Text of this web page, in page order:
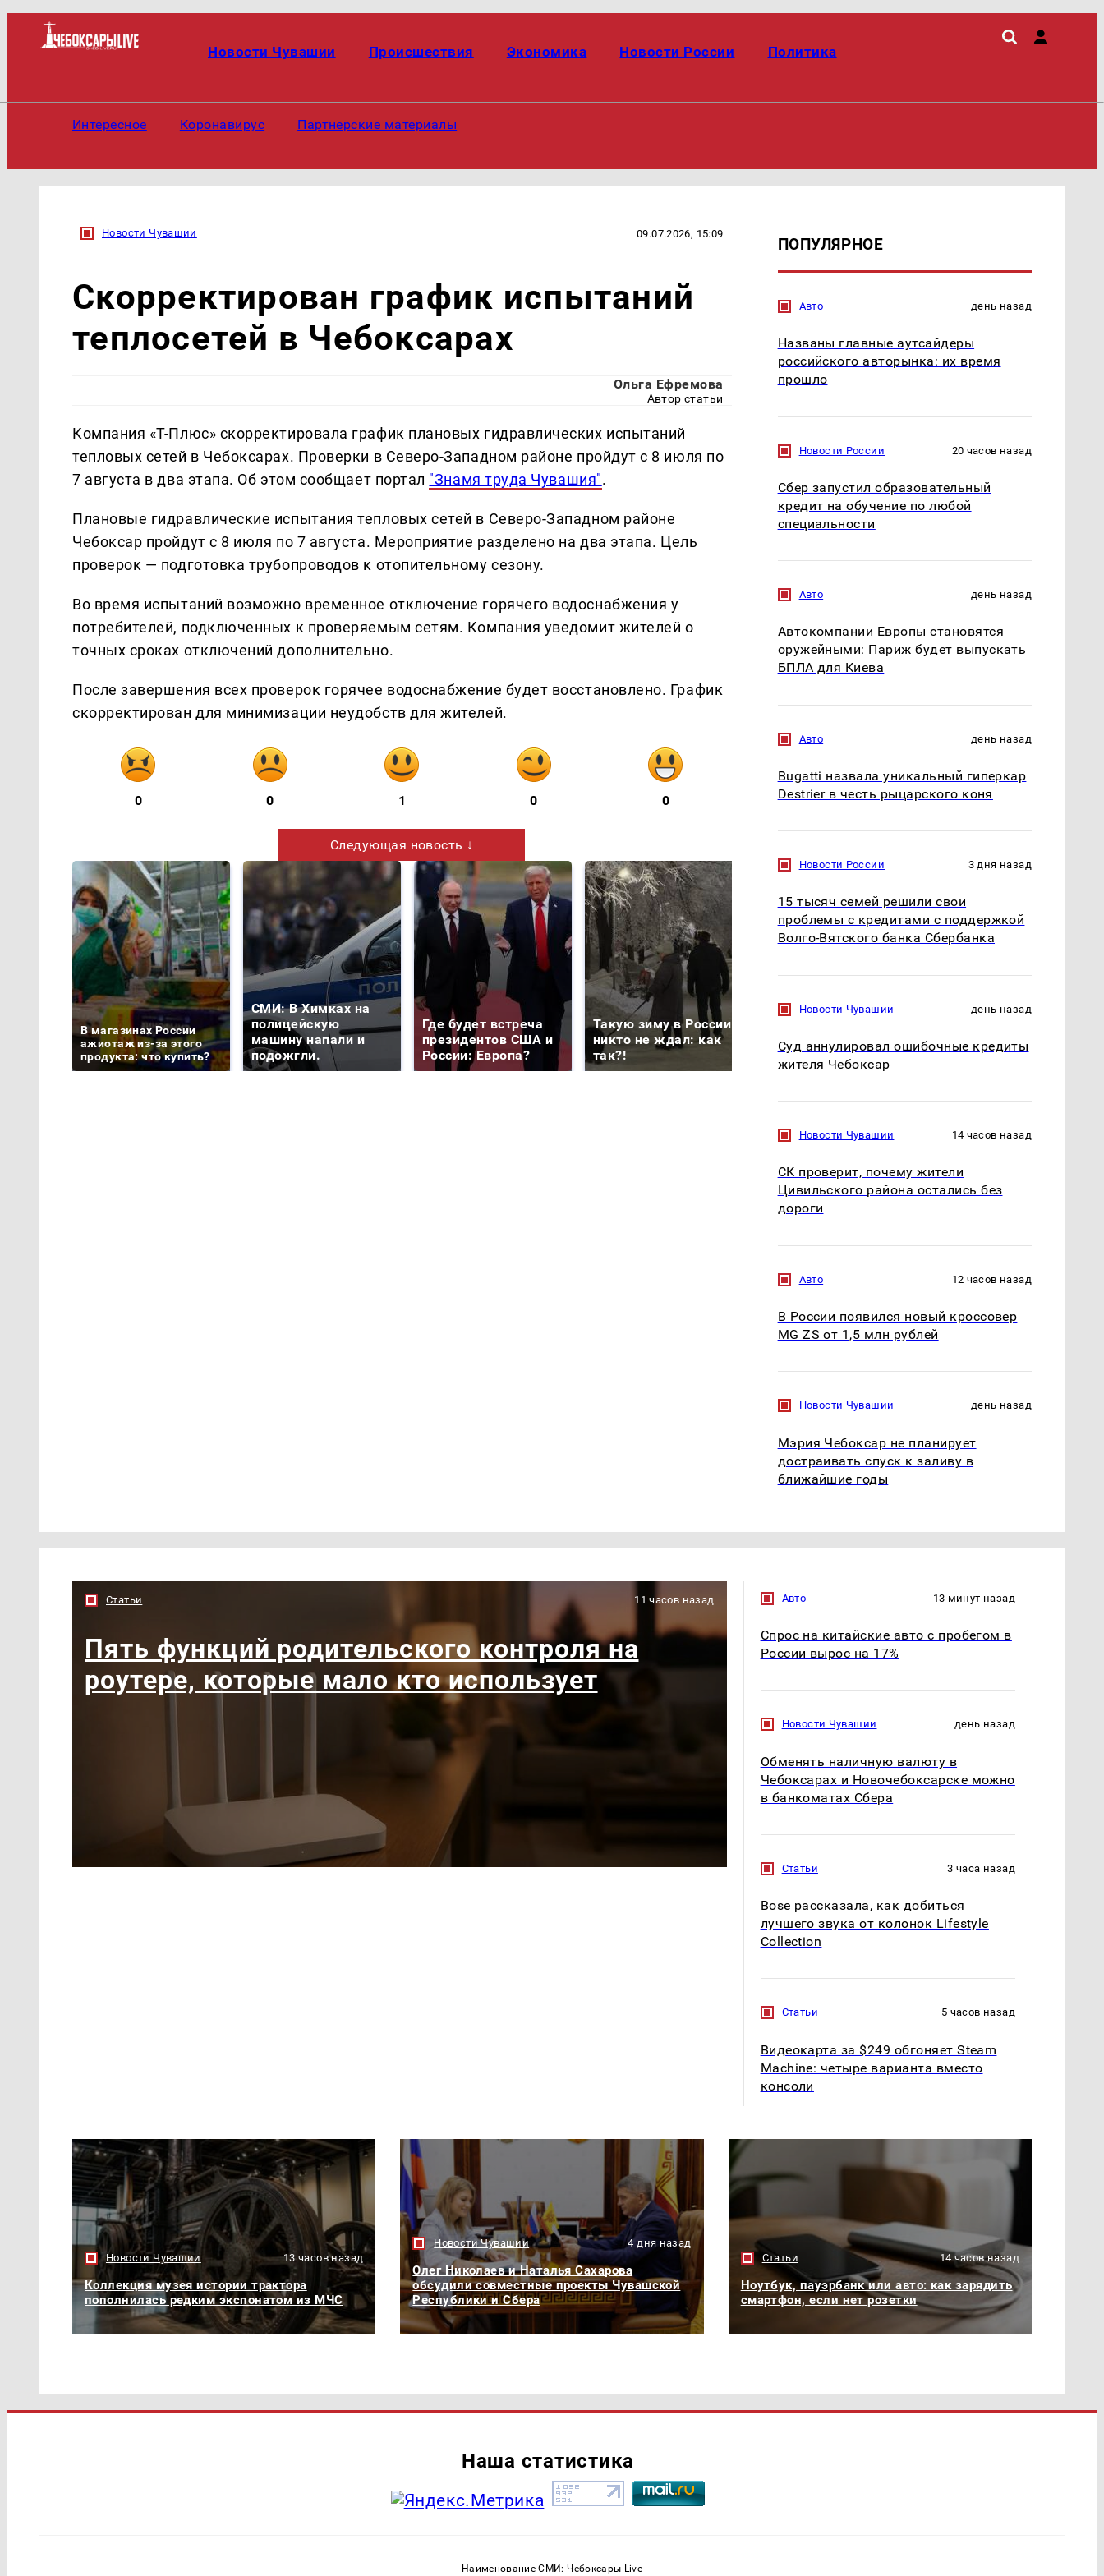
Новости Чувашии Происшествия Экономика Новости России Политика
Интересное Коронавирус Партнерские материалы
Новости Чувашии 09.07.2026, 15:09
Скорректирован график испытаний
теплосетей в Чебоксарах
Ольга Ефремова
Автор статьи
Компания «Т-Плюс» скорректировала график плановых гидравлических испытаний
тепловых сетей в Чебоксарах. Проверки в Северо-Западном районе пройдут с 8 июля по
7 августа в два этапа. Об этом сообщает портал "Знамя труда Чувашия".
Плановые гидравлические испытания тепловых сетей в Северо-Западном районе
Чебоксар пройдут с 8 июля по 7 августа. Мероприятие разделено на два этапа. Цель
проверок — подготовка трубопроводов к отопительному сезону.
Во время испытаний возможно временное отключение горячего водоснабжения у
потребителей, подключенных к проверяемым сетям. Компания уведомит жителей о
точных сроках отключений дополнительно.
После завершения всех проверок горячее водоснабжение будет восстановлено. График
скорректирован для минимизации неудобств для жителей.
0 0 1 0 0
Следующая новость ↓
В магазинах России
ажиотаж из-за этого
продукта: что купить?
СМИ: В Химках на
полицейскую
машину напали и
подожгли.
Где будет встреча
президентов США и
России: Европа?
Такую зиму в России
никто не ждал: как
так?!
готовую еду из
магазина: список
криптомиллионера
ПОПУЛЯРНОЕ
Авто день назад
Названы главные аутсайдеры
российского авторынка: их время
прошло
Новости России 20 часов назад
Сбер запустил образовательный
кредит на обучение по любой
специальности
Авто день назад
Автокомпании Европы становятся
оружейными: Париж будет выпускать
БПЛА для Киева
Авто день назад
Bugatti назвала уникальный гиперкар
Destrier в честь рыцарского коня
Новости России 3 дня назад
15 тысяч семей решили свои
проблемы с кредитами с поддержкой
Волго-Вятского банка Сбербанка
Новости Чувашии день назад
Суд аннулировал ошибочные кредиты
жителя Чебоксар
Новости Чувашии 14 часов назад
СК проверит, почему жители
Цивильского района остались без
дороги
Авто 12 часов назад
В России появился новый кроссовер
MG ZS от 1,5 млн рублей
Новости Чувашии день назад
Мэрия Чебоксар не планирует
достраивать спуск к заливу в
ближайшие годы
Статьи 11 часов назад
Пять функций родительского контроля на
роутере, которые мало кто использует
Авто 13 минут назад
Спрос на китайские авто с пробегом в
России вырос на 17%
Новости Чувашии день назад
Обменять наличную валюту в
Чебоксарах и Новочебоксарске можно
в банкоматах Сбера
Статьи 3 часа назад
Bose рассказала, как добиться
лучшего звука от колонок Lifestyle
Collection
Статьи 5 часов назад
Видеокарта за $249 обгоняет Steam
Machine: четыре варианта вместо
консоли
Новости Чувашии 13 часов назад
Коллекция музея истории трактора
пополнилась редким экспонатом из МЧС
Новости Чувашии 4 дня назад
Олег Николаев и Наталья Сахарова
обсудили совместные проекты Чувашской
Республики и Сбера
Статьи 14 часов назад
Ноутбук, пауэрбанк или авто: как зарядить
смартфон, если нет розетки
Наша статистика
Наименование СМИ: Чебоксары Live